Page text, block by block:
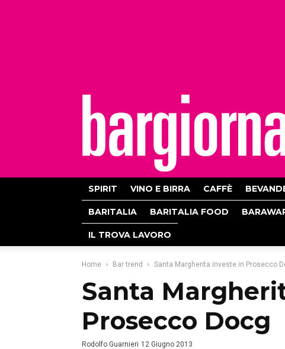
SPIRIT VINO E BIRRA CAFFÈ
BARITALIA BARITALIA FOOD
IL TROVA LAVORO
Home Bar trend Santa Margherita investe in Prosecco
Santa
Prosecco Docg
Rodolfo Guarnieri 12 Giugno 2013